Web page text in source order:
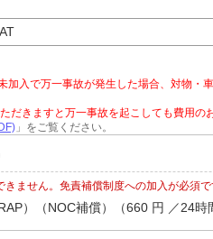
AT
加入で万一事故が発生した場合、対物・
だきますと万一事故を起こしても費用の
」をご覧ください。
ません。免責補償制度への加入が必須で
）（NOC補償）（660 円 ／24時